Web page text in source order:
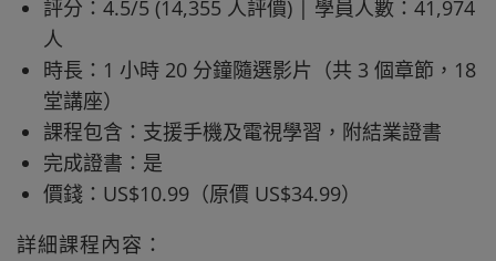
評分：4.5/5 (14,355 人評價) | 學員人數：41,974
人
時長：1 小時 20 分鐘隨選影片（共 3 個章節，18
堂講座）
課程包含：支援手機及電視學習，附結業證書
完成證書：是
價錢：US$10.99（原價 US$34.99）
詳細課程內容：